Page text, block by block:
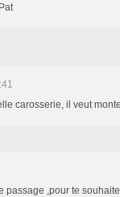
carosserie, il veut
passage ,pour te